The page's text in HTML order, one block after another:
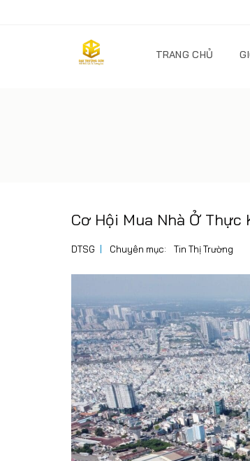
TRANG CHỦ
Cơ Hội Mua Nhà Ở Thực
DTSG Chuyên mục: Tin Thị Trường